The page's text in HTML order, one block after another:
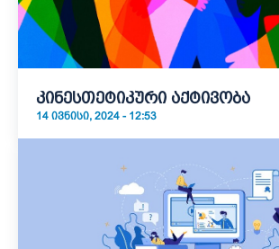
კინესთეტიკური აქტივობა
14 ᲘᲕᲜᲘᲡᲘ, 2024 - 12:53